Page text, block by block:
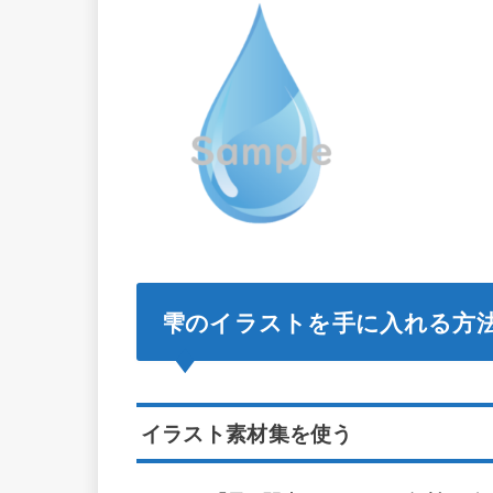
雫のイラストを手に入れる方
イラスト素材集を使う